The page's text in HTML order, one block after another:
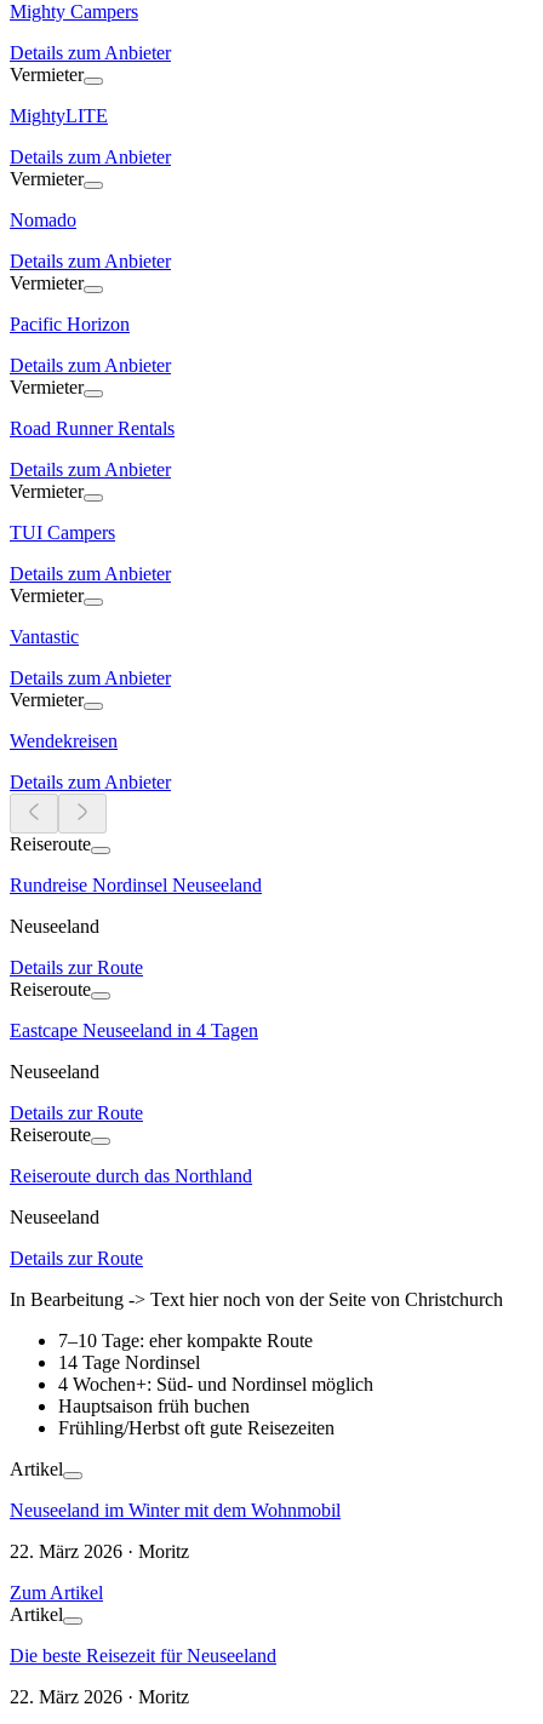
Mighty Campers
Details zum Anbieter
Vermieter
MightyLITE
Details zum Anbieter
Vermieter
Nomado
Details zum Anbieter
Vermieter
Pacific Horizon
Details zum Anbieter
Vermieter
Road Runner Rentals
Details zum Anbieter
Vermieter
TUI Campers
Details zum Anbieter
Vermieter
Vantastic
Details zum Anbieter
Vermieter
Wendekreisen
Details zum Anbieter
Reiseroute
Rundreise Nordinsel Neuseeland
Neuseeland
Details zur Route
Reiseroute
Eastcape Neuseeland in 4 Tagen
Neuseeland
Details zur Route
Reiseroute
Reiseroute durch das Northland
Neuseeland
Details zur Route
In Bearbeitung -> Text hier noch von der Seite von Christchurch
7–10 Tage: eher kompakte Route
14 Tage Nordinsel
4 Wochen+: Süd- und Nordinsel möglich
Hauptsaison früh buchen
Frühling/Herbst oft gute Reisezeiten
Artikel
Neuseeland im Winter mit dem Wohnmobil
22. März 2026 · Moritz
Zum Artikel
Artikel
Die beste Reisezeit für Neuseeland
22. März 2026 · Moritz